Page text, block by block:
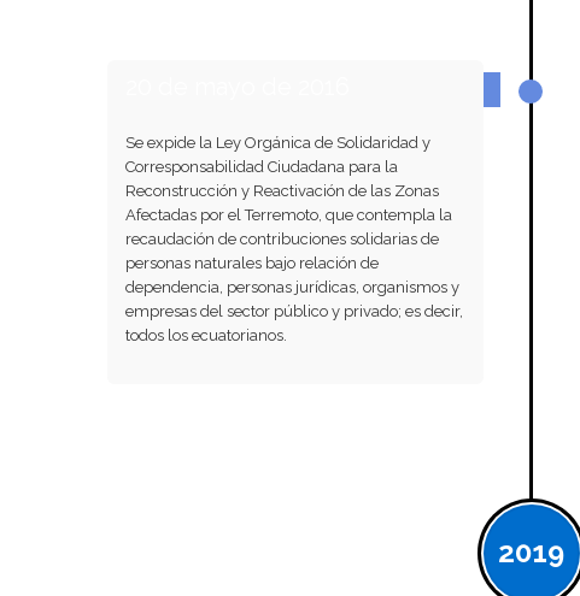
Se expide la Ley Orgánica de Solidaridad y
Corresponsabilidad Ciudadana para la
Reconstrucción y Reactivación de las Zonas
Afectadas por el Terremoto, que contempla la
recaudación de contribuciones solidarias de
personas naturales bajo relación de
dependencia, personas jurídicas, organismos y
empresas del sector público y privado; es decir,
todos los ecuatorianos.
2019